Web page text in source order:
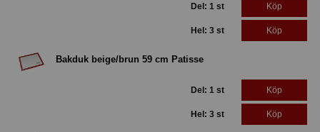
Del: 1 st Köp
Hel: 3 st Köp
Bakduk beige/brun 59 cm Patisse
Del: 1 st Köp
Hel: 3 st Köp